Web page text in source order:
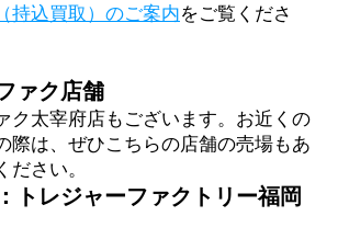
持込買取）のご案内をご覧くださ
ァク店舗
ク太宰府店もございます。お近くの
際は、ぜひこちらの店舗の売場もあ
ださい。
トレジャーファクトリー福岡